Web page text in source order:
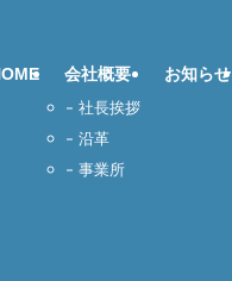
会社概要
社長挨拶
沿革
事業所
お知らせ